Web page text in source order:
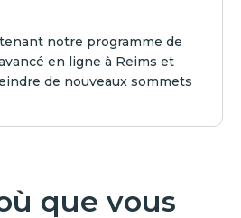
notre programme de
en ligne à Reims et
de nouveaux sommets
que vous